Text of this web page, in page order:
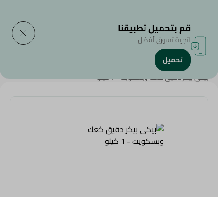
الرئيسية/سكر ومستلزمات الخبيز
بيكى بيكر دقيق كعك وبسكويت - 1 كيلو
قم بتحميل تطبيقنا
لتجربة تسوق أفضل
تحميل